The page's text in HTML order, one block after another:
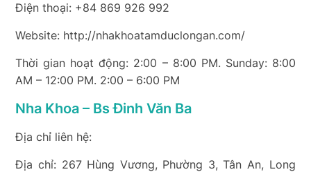
Điện thoại: +84 869 926 992
Website: http://nhakhoatamduclongan.com/
Thời gian hoạt động: 2:00 – 8:00 PM. Sunday: 8:00
AM – 12:00 PM. 2:00 – 6:00 PM
Nha Khoa – Bs Đinh Văn Ba
Địa chỉ liên hệ:
Địa chỉ: 267 Hùng Vương, Phường 3, Tân An, Long